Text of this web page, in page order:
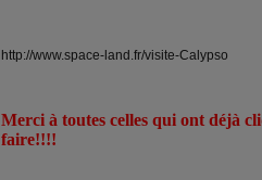
http://www.space-land.fr/visite-Calypso
Merci à toutes celles qui ont déjà
faire!!!!